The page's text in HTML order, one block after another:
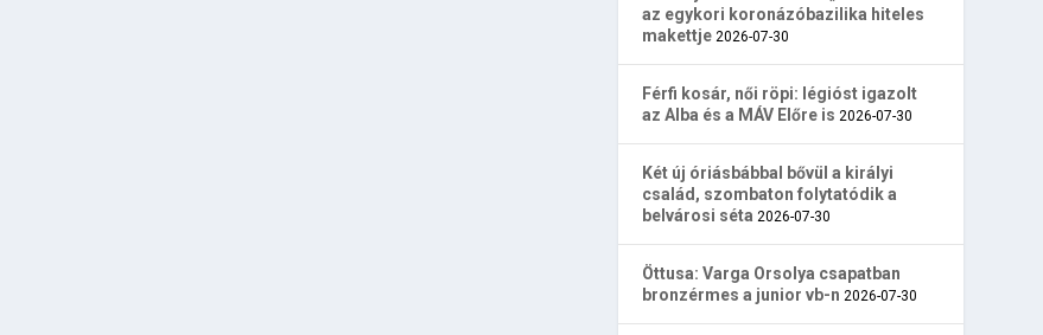
az egykori koronázóbazilika hiteles
makettje 2026-07-30
Férfi kosár, női röpi: légióst igazolt
az Alba és a MÁV Előre is 2026-07-30
Két új óriásbábbal bővül a királyi
család, szombaton folytatódik a
belvárosi séta 2026-07-30
Öttusa: Varga Orsolya csapatban
bronzérmes a junior vb-n 2026-07-30